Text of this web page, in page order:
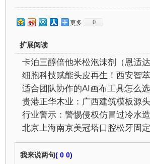
更多 0
扩展阅读
行业警示：警惕侵权仿冒过冷水
北京上海南京美冠塔口腔松牙固
我来说两句( 0 0)